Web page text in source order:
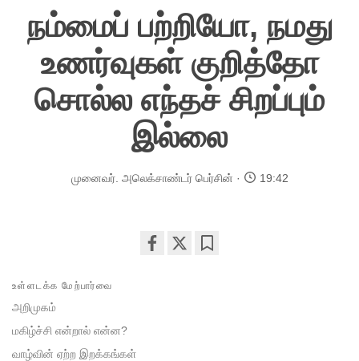
நம்மைப் பற்றியோ, நமது
உணர்வுகள் குறித்தோ
சொல்ல எந்தச் சிறப்பும்
இல்லை
முனைவர். அலெக்சாண்டர் பெர்சின் 19:42
உள்ளடக்க மேற்பார்வை
அறிமுகம்
மகிழ்ச்சி என்றால் என்ன?
வாழ்வின் ஏற்ற இறக்கங்கள்